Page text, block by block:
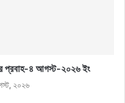
প্রবাহ-৪ আগস্ট-২০২৬ ইং
২০২৬